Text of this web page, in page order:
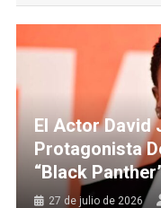
El Actor David
Protagonista
“Black
27 de julio de 2026